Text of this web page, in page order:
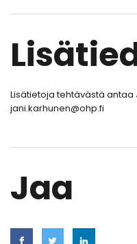
Lisätietoja tehtävästä antaa
jani.karhunen@ohp.fi
Jaa